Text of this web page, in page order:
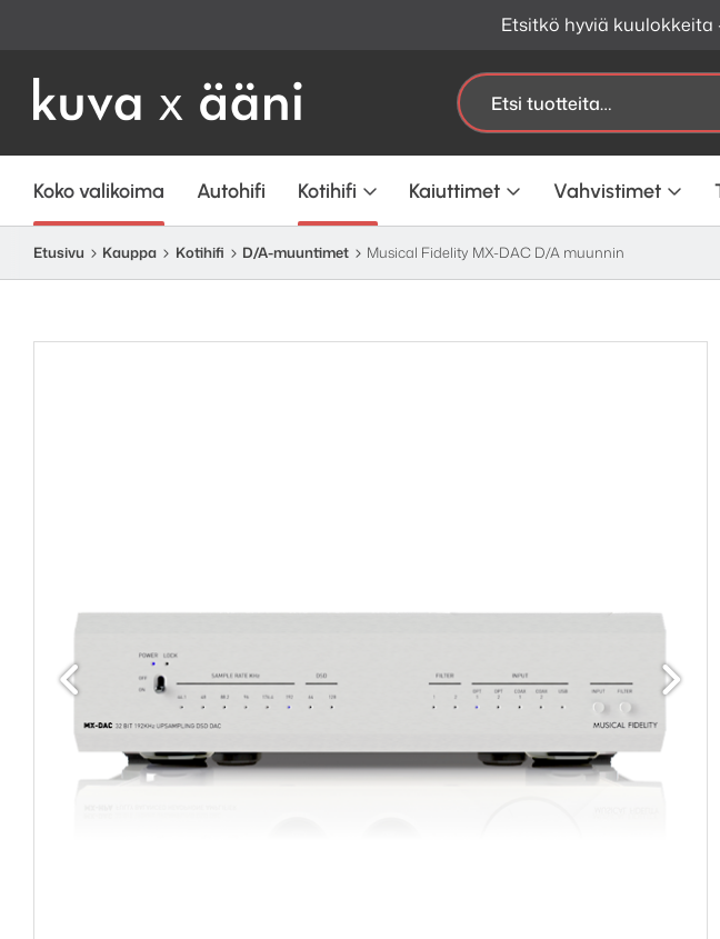
Etsitkö hyviä
Etsi:
Koko valikoima Autohifi Kotihifi Kaiuttimet Vahvistimet
Etusivu Kauppa Kotihifi D/A-muuntimet Musical Fidelity MX-DAC D/A muunnin